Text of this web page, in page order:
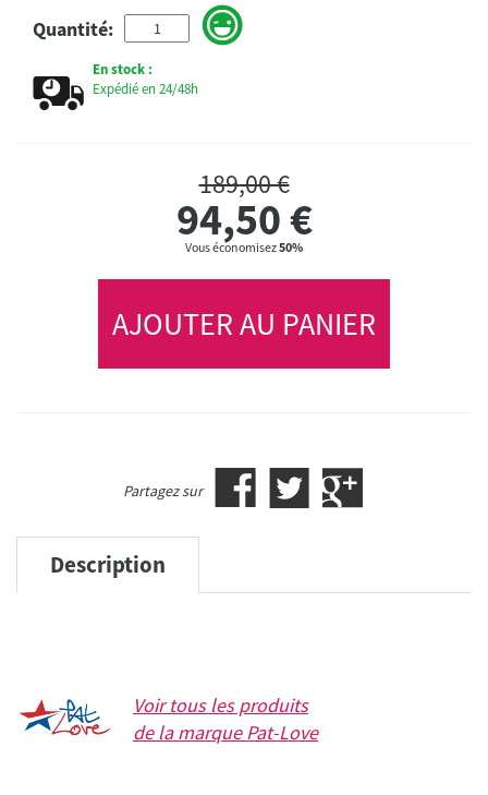
Green Bodoni
TV CRASH
Quantité:
En stock :
Expédié en 24/48h
189,00 €
94,50€
Vous économisez50%
AJOUTER AU PANIER
Partagez sur
Description
Voir tous les produits
de la marquePat-Love